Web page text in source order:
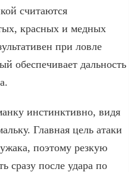
считаются
красных и медных
при ловле
обеспечивает дальность
инстинктивно, видя
Главная цель атаки
поэтому резкую
сразу после удара по